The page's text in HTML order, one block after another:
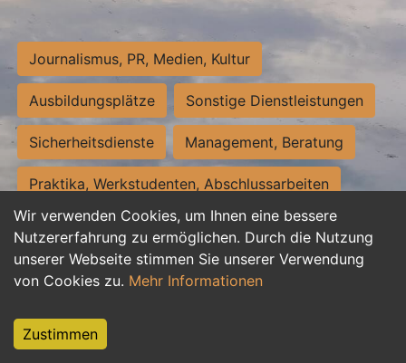
Wir verwenden Cookies, um Ihnen eine bessere
Nutzererfahrung zu ermöglichen. Durch die Nutzung
unserer Webseite stimmen Sie unserer Verwendung
von Cookies zu. Mehr Informationen
Zustimmen
Journalismus, PR, Medien, Kultur
Ausbildungsplätze Sonstige Dienstleistungen
Sicherheitsdienste Management, Beratung
Praktika, Werkstudenten, Abschlussarbeiten
Personalwesen Assistenz, Sekretariat
Hilfskräfte, Aushilfs- und Nebenjobs
Weiterbildung, Studium, duale Ausbildung